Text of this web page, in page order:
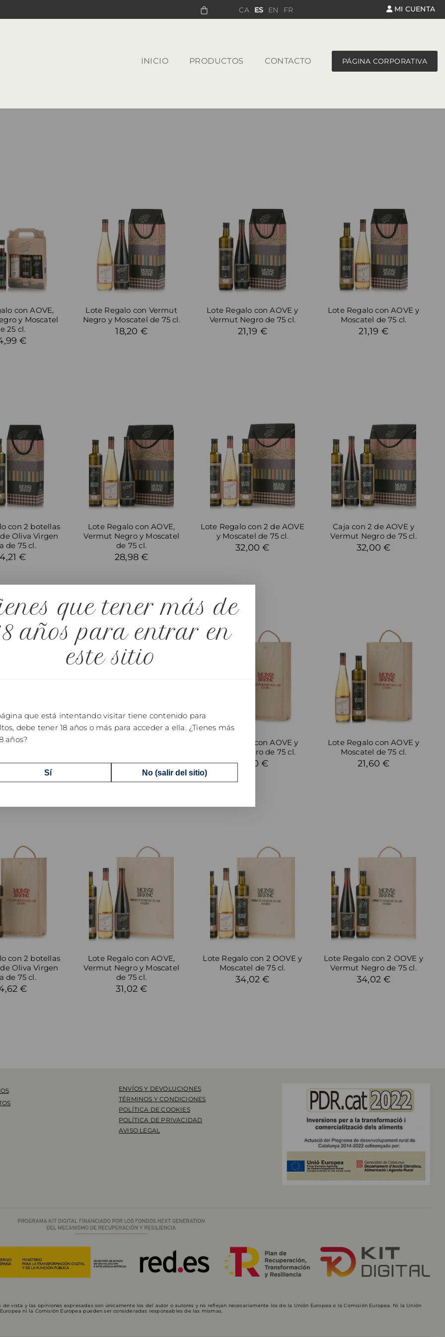
ES
CA EN FR MI CUENTA
INICIO PRODUCTOS CONTACTO PÁGINA CORPORATIVA
con AOVE,
y Moscatel
25 cl.
€
Lote Regalo con Vermut
Negro y Moscatel de 75 cl.
18,20 €
Lote Regalo con AOVE y
Vermut Negro de 75 cl.
21,19 €
Lote Regalo con AOVE y
Moscatel de 75 cl.
21,19 €
con 2 botellas
Oliva Virgen
de 75 cl.
€
Lote Regalo con AOVE,
Vermut Negro y Moscatel
de 75 cl.
28,98 €
Lote Regalo con 2 de AOVE
y Moscatel de 75 cl.
32,00 €
Caja con 2 de AOVE y
Vermut Negro de 75 cl.
32,00 €
con 3 botellas
Oliva Virgen
de 75 cl.
18,60 €
Lote Regalo con AOVE y
Vermut Negro de 75 cl.
21,60 €
Lote Regalo con AOVE y
Moscatel de 75 cl.
21,60 €
con 2 botellas
Oliva Virgen
de 75 cl.
€
Lote Regalo con AOVE,
Vermut Negro y Moscatel
de 75 cl.
31,02 €
Lote Regalo con 2 OOVE y
Moscatel de 75 cl.
34,02 €
Lote Regalo con 2 OOVE y
Vermut Negro de 75 cl.
34,02 €
que tener más de
años para entrar en
este sitio
que está intentando visitar tiene contenido para
debe tener 18 años o más para acceder a ella. ¿Tienes más
años?
Sí No (salir del sitio)
ENVÍOS Y DEVOLUCIONES
TÉRMINOS Y CONDICIONES
POLÍTICA DE COOKIES
POLÍTICA DE PRIVACIDAD
AVISO LEGAL
vista y las opiniones expresadas son únicamente los del autor o autores y no reflejan necesariamente los de la Unión Europea o la Comisión Europea. Ni la Unión
Europea ni la Comisión Europea pueden ser consideradas responsables de las mismas.